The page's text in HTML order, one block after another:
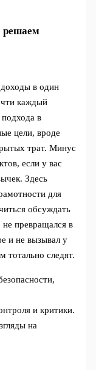
решаем
в один
каждый
в
цели, вроде
трат. Минус
если у вас
Здесь
для
обсуждать
превращался в
и не вызывал у
тотально следят.
и критики.
на